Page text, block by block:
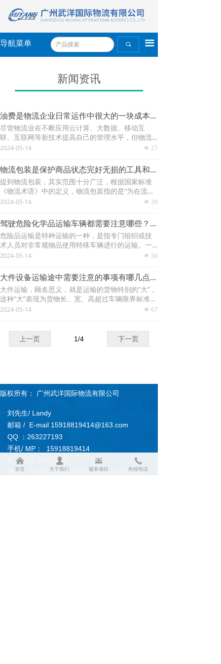
끠 끀
导航菜单
新闻资讯
油费是物流企业日常运作中很大的一块成本-广州武洋国际物流有限公司
尽管物流业在不断应用云计算、大数据、移动互
联、互联网等新技术提高自己的管理水平，但物流
企业忽视管理的现象依然随处可见，使得企业错失
亦或是纯三方物流企业，重视物流管理，从物流中
挖掘利润已经是普遍共识。
넶 27
2024-05-14
物流包装是保护商品状态完好无损的工具和条件-广州武洋国际物流有限公司
提到物流包装，其实范围十分广泛，根据国家标准
《物流术语》中的定义，物流包装指的是“为在流通
过程中保护产品、方便储运、促进销售，按一定技
称，也指为了达到上述目的而采用容器、材料和辅
助物的过程中施加一定技术方法等的操作活动。”简
单来说，就是商品生产完成后、交付客户前，在仓
储、运输、流通中使用的包装产品和服务。物流包
装的功能，一方面是为了保护产品，另一方面也是
规格、大小等等集合为单元，从而利于搬运、装
卸、储存以及信息化管理。
넶 38
2024-05-14
驾驶危险化学品运输车辆都需要注意哪些？-广州武洋国际物流有限公司
危险品运输是特种运输的一种，是指专门组织或技
术人员对非常规物品使用特殊车辆进行的运输。一
般只有经过国家相关职能部门严格审核，并且拥有
资格进行危险品运输。危险品是易燃易爆有强烈腐
蚀性的物品的统称，危险品的运输存在巨大的危险
性，稍不注意可能会造成物资损失或者人员伤亡。
넶 38
2024-05-14
大件设备运输途中需要注意的事项有哪几点？-广州武洋国际物流有限公司
大件运输，顾名思义，就是运输的货物特别的“大”，
这种“大”表现为货物长、宽、高超过车辆限界标准，
且不可解体拆分，比如我们经常在路上看到的运输
发现，原来有那么长。还有就是车辆总重量对桥梁
的作用超过设计荷载的，比如，大型火力发电设备
넶 67
2024-05-14
上一页 下一页
1/4
刘先生/ Landy
邮箱 / E-mail 15918819414@163.com
QQ ：263227193
手机/ MP： 15918819414
电话:020-31420552
地址：广州市天河区高科路32,34号B1栋南座
版权所有： 广州武洋国际物流有限公司
낀
首页
넙
关于我们
뀵
服务项目
끅
热线电话